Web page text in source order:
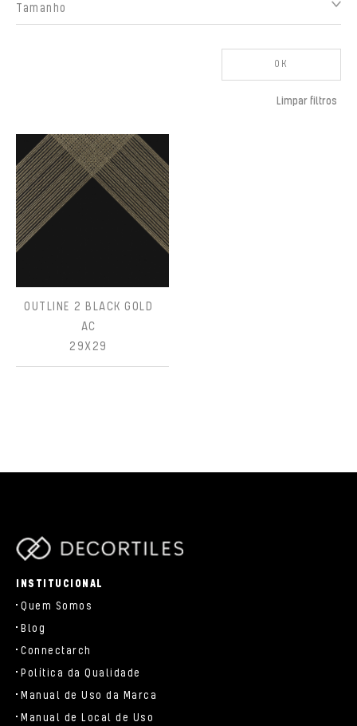
Tamanho
OK
Limpar filtros
OUTLINE 2 BLACK GOLD
AC
29X29
INSTITUCIONAL
Quem Somos
Blog
Connectarch
Política da Qualidade
Manual de Uso da Marca
Manual de Local de Uso